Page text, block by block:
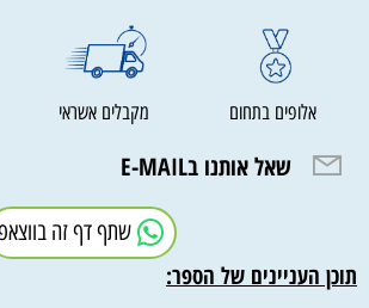
אלופים בתחום מקבלים אשראי
שאל אותנו בE-MAIL
שתף דף זה בווצאפ
תוכן העניינים של הספר: